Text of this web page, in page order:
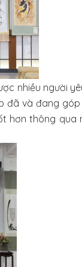
nhiều người
đã và đang
hơn thông qua